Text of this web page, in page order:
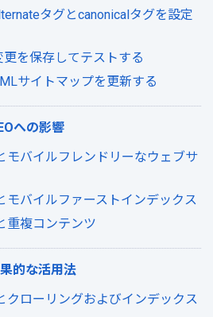
タグとcanonicalタグを設定
を保存してテストする
サイトマップを更新する
への影響
モバイルフレンドリーなウェブサ
モバイルファーストインデックス
重複コンテンツ
的な活用法
クローリングおよびインデックス